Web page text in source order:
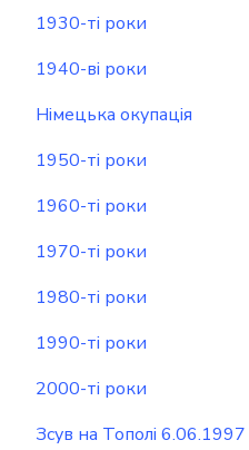
1930-ті роки
1940-ві роки
Німецька окупація
1950-ті роки
1960-ті роки
1970-ті роки
1980-ті роки
1990-ті роки
2000-ті роки
Зсув на Тополі 6.06.1997